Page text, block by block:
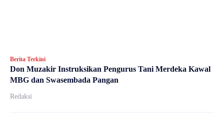
Berita Terkini
Don Muzakir Instruksikan Pengurus Tani Merdeka Kawal
MBG dan Swasembada Pangan
Redaksi